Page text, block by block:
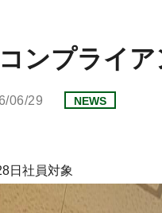
コンプライ
06/29 NEWS
日社員対象